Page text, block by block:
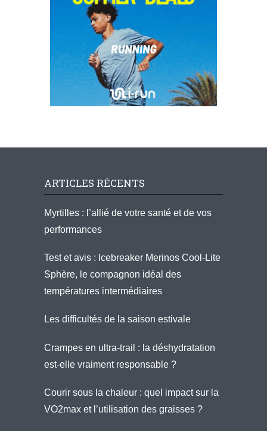
ARTICLES RÉCENTS
Myrtilles : l’allié de votre santé et de vos
performances
Test et avis : Icebreaker Merinos Cool-Lite
Sphère, le compagnon idéal des
températures intermédiaires
Les difficultés de la saison estivale
Crampes en ultra-trail : la déshydratation
est-elle vraiment responsable ?
Courir sous la chaleur : quel impact sur la
VO2max et l’utilisation des graisses ?